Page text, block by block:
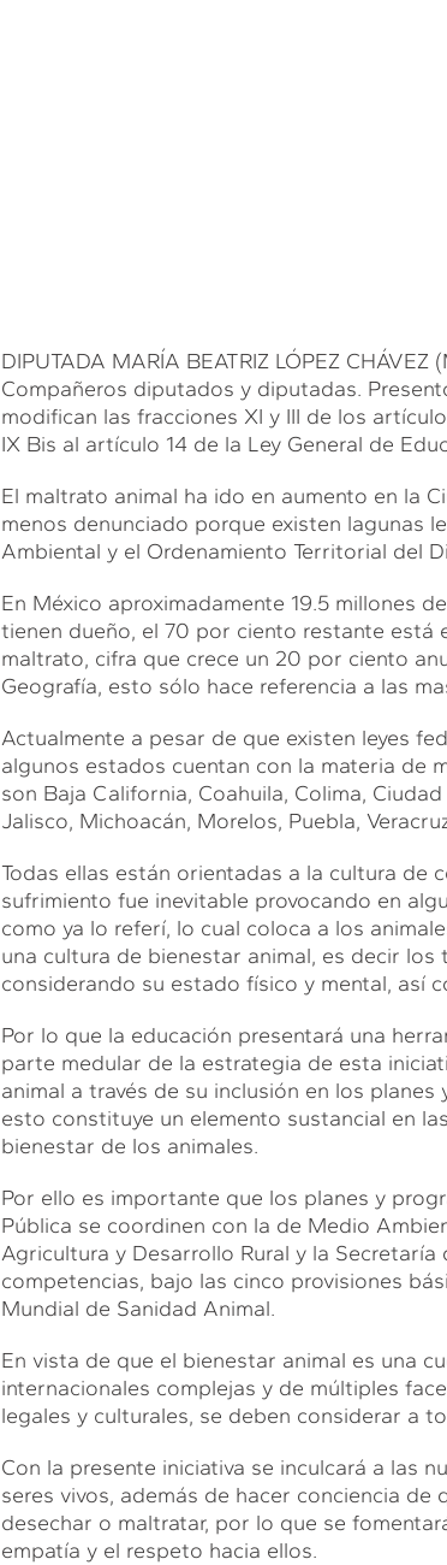
DIPUTADA MARÍA BEATRIZ LÓPEZ
Compañeros diputados y diputadas.
modifican las fracciones XI y III de los
IX Bis al artículo 14 de la Ley General de
El maltrato animal ha ido en aumento en la
menos denunciado porque existen lagunas
Ambiental y el Ordenamiento Territorial del
En México aproximadamente 19.5 millones
tienen dueño, el 70 por ciento restante está
maltrato, cifra que crece un 20 por ciento
Geografía, esto sólo hace referencia a las
Actualmente a pesar de que existen leyes
algunos estados cuentan con la materia de
son Baja California, Coahuila, Colima,
Jalisco, Michoacán, Morelos, Puebla,
Todas ellas están orientadas a la cultura de
sufrimiento fue inevitable provocando en
como ya lo referí, lo cual coloca a los
una cultura de bienestar animal, es decir
considerando su estado físico y mental, así
Por lo que la educación presentará una
parte medular de la estrategia de esta
animal a través de su inclusión en los
esto constituye un elemento sustancial en
bienestar de los animales.
Por ello es importante que los planes y
Pública se coordinen con la de Medio
Agricultura y Desarrollo Rural y la
competencias, bajo las cinco provisiones
Mundial de Sanidad Animal.
En vista de que el bienestar animal es una
internacionales complejas y de múltiples
legales y culturales, se deben considerar a
Con la presente iniciativa se inculcará a las
seres vivos, además de hacer conciencia
desechar o maltratar, por lo que se
empatía y el respeto hacia ellos.